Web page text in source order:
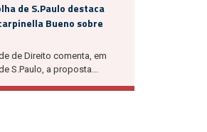
de S.Paulo destaca
Bueno sobre
de Direito comenta, em
S.Paulo, a proposta...